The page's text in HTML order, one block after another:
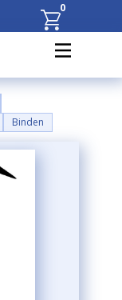
0
Binden